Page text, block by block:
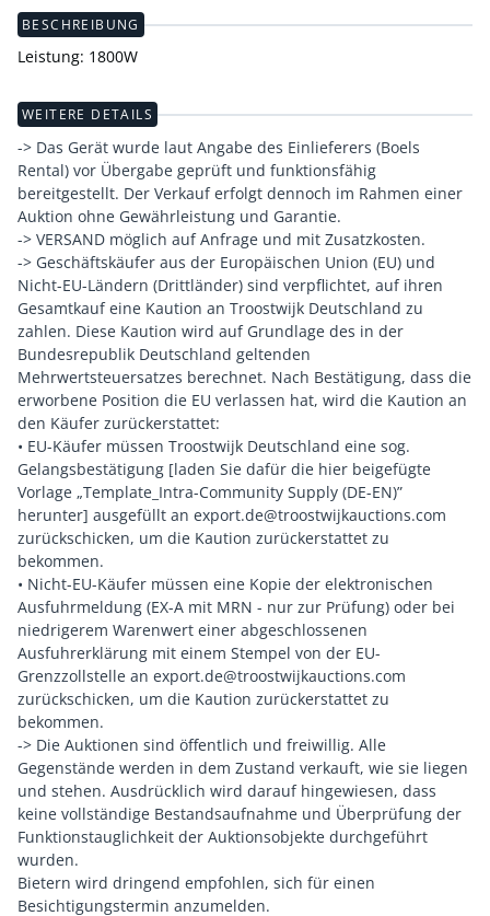
BESCHREIBUNG
Leistung: 1800W
WEITERE DETAILS
-> Das Gerät wurde laut Angabe des Einlieferers (Boels
Rental) vor Übergabe geprüft und funktionsfähig
bereitgestellt. Der Verkauf erfolgt dennoch im Rahmen einer
Auktion ohne Gewährleistung und Garantie.
-> VERSAND möglich auf Anfrage und mit Zusatzkosten.
-> Geschäftskäufer aus der Europäischen Union (EU) und
Nicht-EU-Ländern (Drittländer) sind verpflichtet, auf ihren
Gesamtkauf eine Kaution an Troostwijk Deutschland zu
zahlen. Diese Kaution wird auf Grundlage des in der
Bundesrepublik Deutschland geltenden
Mehrwertsteuersatzes berechnet. Nach Bestätigung, dass die
erworbene Position die EU verlassen hat, wird die Kaution an
den Käufer zurückerstattet:
• EU-Käufer müssen Troostwijk Deutschland eine sog.
Gelangsbestätigung [laden Sie dafür die hier beigefügte
Vorlage „Template_Intra-Community Supply (DE-EN)”
herunter] ausgefüllt an export.de@troostwijkauctions.com
zurückschicken, um die Kaution zurückerstattet zu
bekommen.
• Nicht-EU-Käufer müssen eine Kopie der elektronischen
Ausfuhrmeldung (EX-A mit MRN - nur zur Prüfung) oder bei
niedrigerem Warenwert einer abgeschlossenen
Ausfuhrerklärung mit einem Stempel von der EU-
Grenzzollstelle an export.de@troostwijkauctions.com
zurückschicken, um die Kaution zurückerstattet zu
bekommen.
-> Die Auktionen sind öffentlich und freiwillig. Alle
Gegenstände werden in dem Zustand verkauft, wie sie liegen
und stehen. Ausdrücklich wird darauf hingewiesen, dass
keine vollständige Bestandsaufnahme und Überprüfung der
Funktionstauglichkeit der Auktionsobjekte durchgeführt
wurden.
Bietern wird dringend empfohlen, sich für einen
Besichtigungstermin anzumelden.